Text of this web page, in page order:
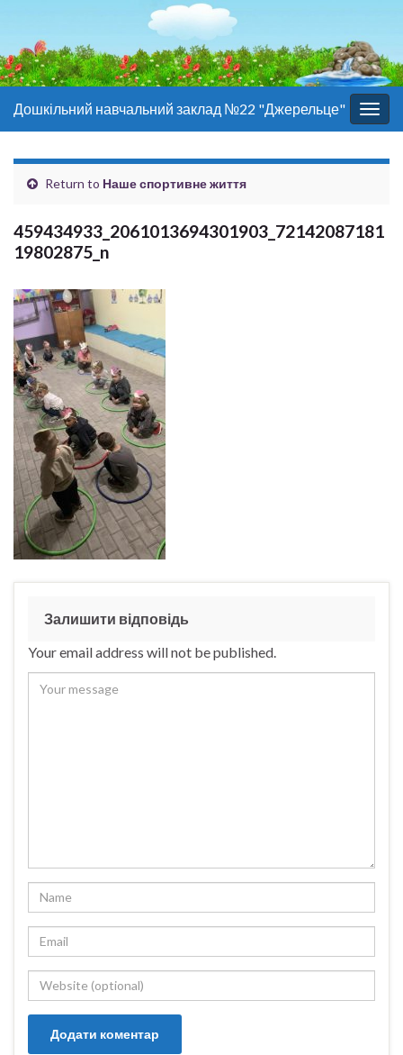
Дошкільний навчальний заклад №22 "Джерельце"
Return to Наше спортивне життя
459434933_2061013694301903_72142087181
19802875_n
Залишити відповідь
Your email address will not be published.